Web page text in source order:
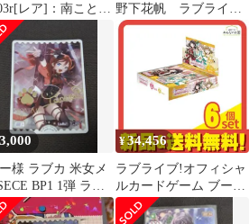
レア]：南ことり
グラムゴールド箔
野下花帆 ラブライブ
カードゲーム
様 ラブカ 米女メ
BP1 1弾 ラブ
ブカードゲーム
¥34,456
ラブライブ!オフィシャ
ルカードゲーム ブース
ターパック Royal
Holiday 10パック入BOX